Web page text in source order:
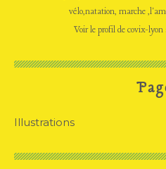
Illustrations
vélo,natation, marche
Voir le profil decovix-lyon